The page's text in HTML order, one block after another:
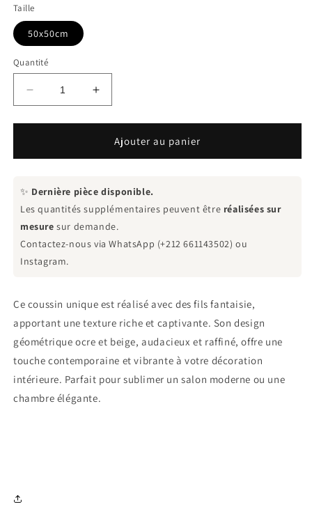
Taille
50x50cm
Quantité
Réduire
la
quantité
zigzag
Augmenter
la
quantité
zigzag
Ajouter au panier
✨ Dernière pièce disponible.
Les quantités supplémentaires peuvent être réalisées sur
mesure sur demande.
Contactez-nous via WhatsApp (+212 661143502) ou
Instagram.
Ce coussin unique est réalisé avec des fils fantaisie,
apportant une texture riche et captivante. Son design
géométrique ocre et beige, audacieux et raffiné, offre une
touche contemporaine et vibrante à votre décoration
intérieure. Parfait pour sublimer un salon moderne ou une
chambre élégante.